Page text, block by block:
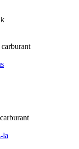
carburant
la